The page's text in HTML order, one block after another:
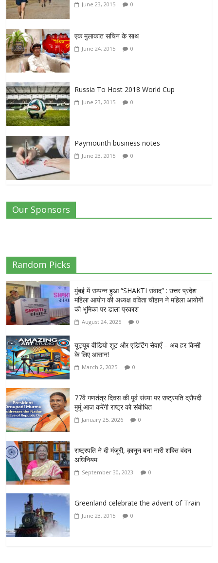
June 23, 2015 0
एक मुलाकात सचिन के साथ
June 24, 2015 0
Russia To Host 2018 World Cup
June 23, 2015 0
Paymounth business notes
June 23, 2015 0
Our Sponsors
Random Picks
मुंबई में सम्पन्न हुआ “SHAKTI संवाद” : उत्तर प्रदेश
महिला आयोग की अध्यक्ष वविता चौहान ने महिला आयोगों
की भूमिका पर डाला प्रकाश
August 24, 2025 0
यूट्यूब वीडियो शूट और एडिटिंग सेवाएँ – अब हर किसी
के लिए आसान!
March 2, 2025 0
77वें गणतंत्र दिवस की पूर्व संध्या पर राष्ट्रपति द्रौपदी
मुर्मू आज करेंगी राष्ट्र को संबोधित
January 25, 2026 0
राष्ट्रपति ने दी मंजूरी, क़ानून बना नारी शक्ति वंदन
अधिनियम
September 30, 2023 0
Greenland celebrate the advent of Train
June 23, 2015 0